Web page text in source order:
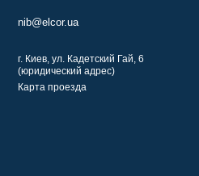
nib@elcor.ua
г. Киев, ул. Кадетский Гай, 6
(юридический адрес)
Карта проезда